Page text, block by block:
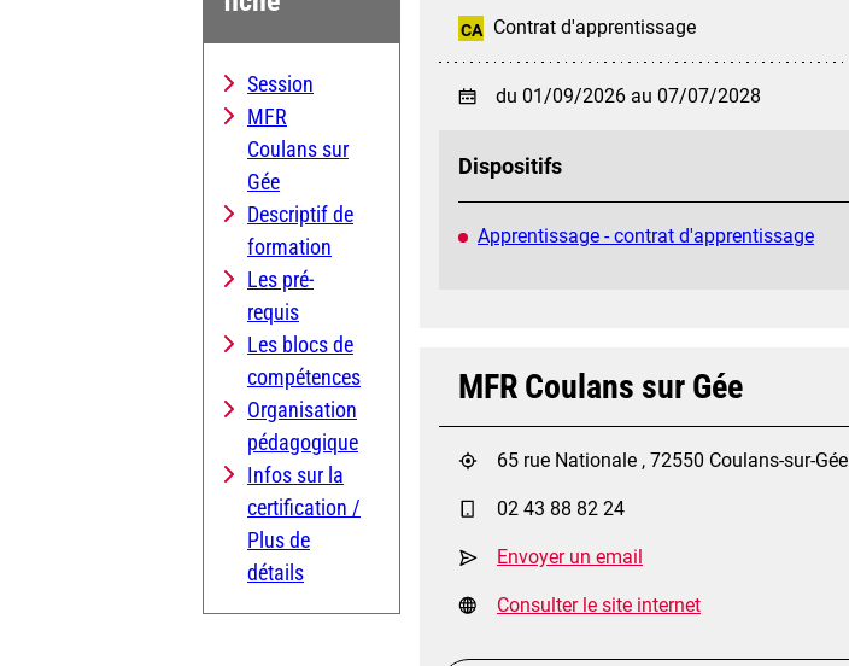
Session
MFR
Coulans sur
Gée
Descriptif de
formation
Les pré-
requis
Les blocs de
compétences
Organisation
pédagogique
Infos sur la
certification /
Plus de
détails
CA Contrat d'apprentissage
du 01/09/2026 au 07/07/2028
Dispositifs
Apprentissage - contrat d'apprentissage
MFR Coulans sur Gée
65 rue Nationale , 72550 Coulans-sur-Gée
02 43 88 82 24
Envoyer un email
Consulter le site internet